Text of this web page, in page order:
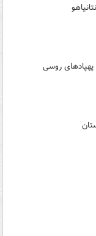
پهپادهای روسی